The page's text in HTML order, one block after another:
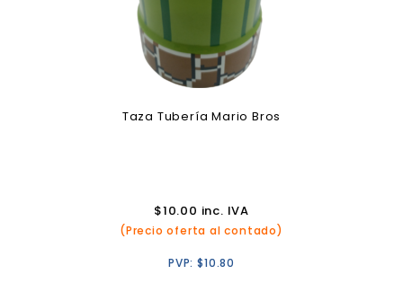
Taza Tubería Mario Bros
$10.00 inc. IVA
(Precio oferta al contado)
PVP:$10.80